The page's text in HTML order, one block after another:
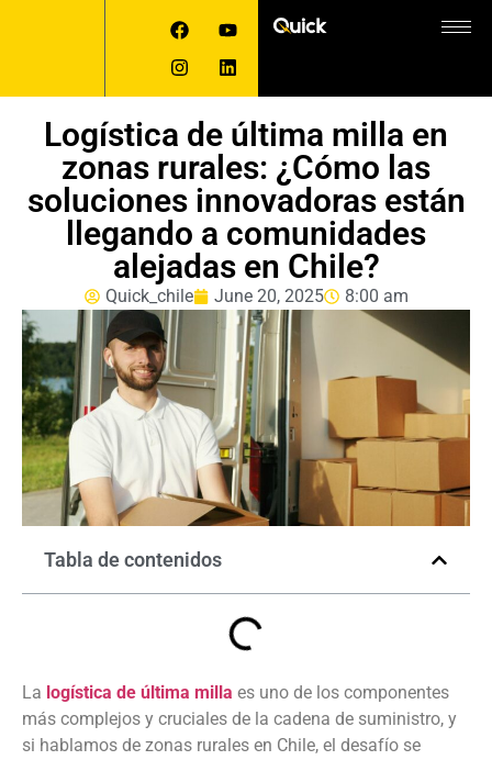
Logística de última milla en
zonas rurales: ¿Cómo las
soluciones innovadoras están
llegando a comunidades
alejadas en Chile?
Quick_chile June 20, 2025 8:00 am
Tabla de contenidos
La logística de última milla es uno de los componentes
más complejos y cruciales de la cadena de suministro, y
si hablamos de zonas rurales en Chile, el desafío se